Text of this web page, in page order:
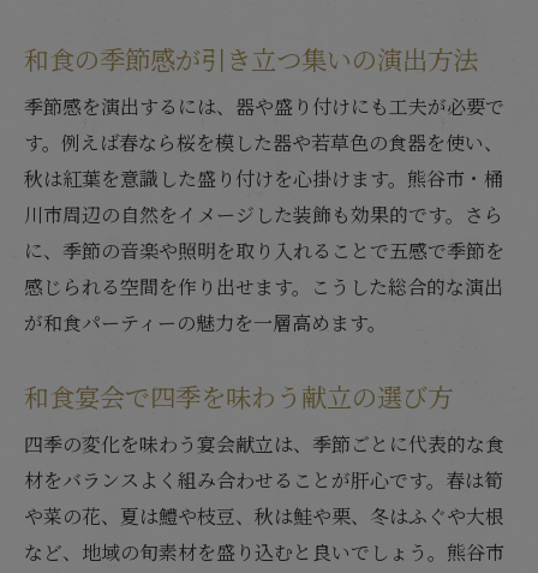
和食の季節感が引き立つ集いの演出方法
季節感を演出するには、器や盛り付けにも工夫が必要で
す。例えば春なら桜を模した器や若草色の食器を使い、
秋は紅葉を意識した盛り付けを心掛けます。熊谷市・桶
川市周辺の自然をイメージした装飾も効果的です。さら
に、季節の音楽や照明を取り入れることで五感で季節を
感じられる空間を作り出せます。こうした総合的な演出
が和食パーティーの魅力を一層高めます。
和食宴会で四季を味わう献立の選び方
四季の変化を味わう宴会献立は、季節ごとに代表的な食
材をバランスよく組み合わせることが肝心です。春は筍
や菜の花、夏は鱧や枝豆、秋は鮭や栗、冬はふぐや大根
など、地域の旬素材を盛り込むと良いでしょう。熊谷市